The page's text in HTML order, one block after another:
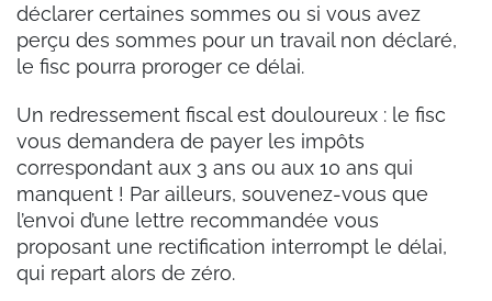
déclarer certaines sommes ou si vous avez
perçu des sommes pour un travail non déclaré,
le fisc pourra proroger ce délai.
Un redressement fiscal est douloureux : le fisc
vous demandera de payer les impôts
correspondant aux 3 ans ou aux 10 ans qui
manquent ! Par ailleurs, souvenez-vous que
l’envoi d’une lettre recommandée vous
proposant une rectification interrompt le délai,
qui repart alors de zéro.